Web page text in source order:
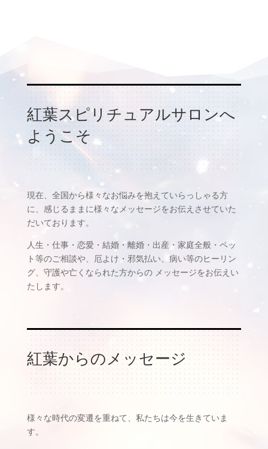
紅葉スピリチュアルサロンへ
ようこそ
現在、全国から様々なお悩みを抱えていらっしゃる方
に、感じるままに様々なメッセージをお伝えさせていた
だいております。
人生・仕事・恋愛・結婚・離婚・出産・家庭全般・ペッ
ト等のご相談や、厄よけ・邪気払い、病い等のヒーリン
グ、守護や亡くなられた方からの メッセージをお伝えい
たします。
紅葉からのメッセージ
様々な時代の変遷を重ねて、私たちは今を生きていま
す。